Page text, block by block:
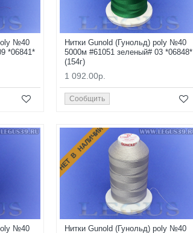
№40
*06841*
Нитки Gunold (Гунольд) poly №40
5000м #61051 зеленый# 03 *06848*
(154г)
1 092.00р.
Сообщить
№40
НЕТ В НАЛИЧИИ
Нитки Gunold (Гунольд) poly №40